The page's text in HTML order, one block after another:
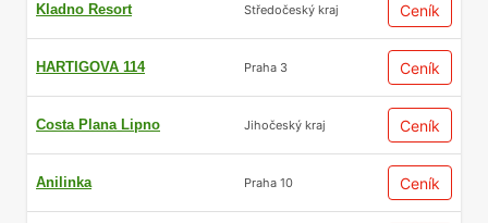
Kladno Resort Středočeský kraj Ceník
HARTIGOVA 114 Praha 3 Ceník
Costa Plana Lipno Jihočeský kraj Ceník
Anilinka Praha 10 Ceník